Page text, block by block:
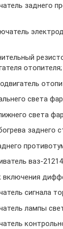
заднего
отопителя;
света
света
заднего
ваз-
сигнала
лампы